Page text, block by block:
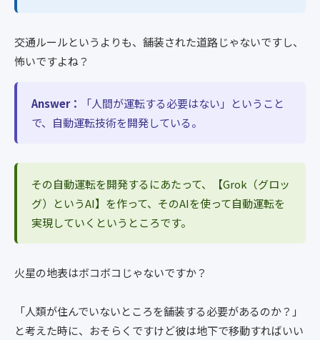
交通ルールというよりも、舗装された道路じゃないですし、
怖いですよね？
Answer：
「人間が運転する必要はない」ということ
で、自動運転技術を開発している。
その自動運転を開発するにあたって、【Grok（グロッ
グ）というAI】を作って、そのAIを使って自動運転を
実現していくというところです。
火星の地表はボコボコじゃないですか？
「人類が住んでいないところを舗装する必要があるのか？」
と考えた時に、おそらくですけど彼は地下で移動すればいい